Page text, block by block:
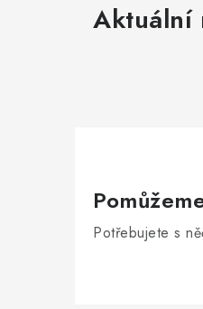
Aktuální
Potřebujete s